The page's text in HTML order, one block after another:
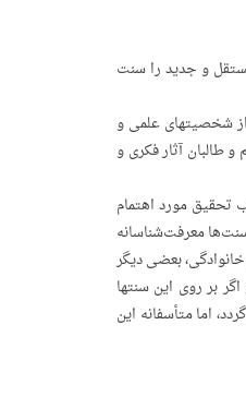
و جدید را سنت
از شخصیت­های علمی و
طالبان آثار فکری و
تحقیق مورد اهتمام
معرفت‌شناسانه
بعضی دیگر
بر روی این سنتها
اما متأسفانه این